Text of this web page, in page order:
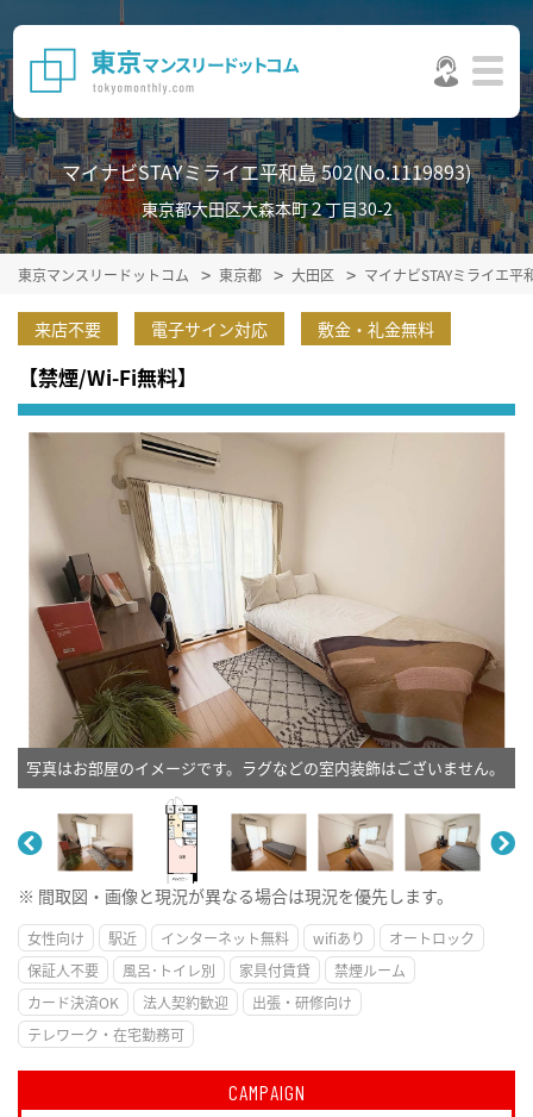
マイナビSTAYミライエ平和島 502(No.1119893)
東京都大田区大森本町２丁目30-2
東京マンスリードットコム 東京都 大田区 マイナビSTAYミライエ平
来店不要 電子サイン対応 敷金・礼金無料
【禁煙/Wi-Fi無料】
写真はお部屋のイメージです。ラグなどの室内装飾はございません。
※ 間取図・画像と現況が異なる場合は現況を優先します。
女性向け 駅近 インターネット無料 wifiあり
オートロック
保証人不要
風呂･トイレ別 家具付賃貸
禁煙ルーム
カード決済OK
法人契約歓迎
出張・研修向け
テレワーク・在宅勤務可
CAMPAIGN